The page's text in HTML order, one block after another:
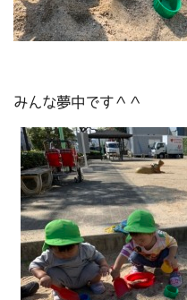
みんな夢中です＾＾